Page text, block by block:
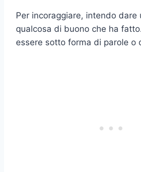
Per incoraggiare, intendo dare
qualcosa di buono che ha
essere sotto forma di parole o